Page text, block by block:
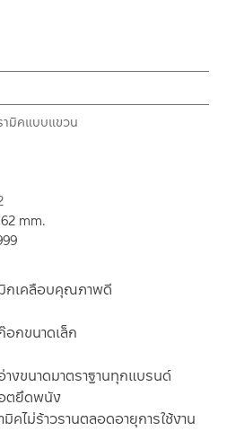
กเคลือบคุณภาพดี
กขนาดเล็ก
างขนาดมาตราฐานทุกแบรนด์
ตยึดพนัง
มิคไม่ร้าวรานตลอดอายุการใช้งาน
ามิคแบบแขวน
mm.